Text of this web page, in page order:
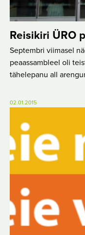
Reisikiri ÜRO
Septembri viimasel
peaassambleel oli
tähelepanu all
02.01.2015